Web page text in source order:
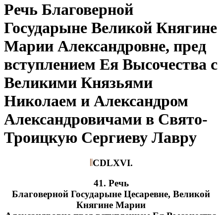
Речь Благоверной
Государыне Великой Княгине
Марии Александровне, пред
вступлением Ея Высочества с
Великими Князьями
Николаем и Александром
Александровичами в Свято-
Троицкую Сергиеву Лавру
CDLXVI.
41. Речь
Благоверной Государыне Цесаревне, Великой
Княгине Марии